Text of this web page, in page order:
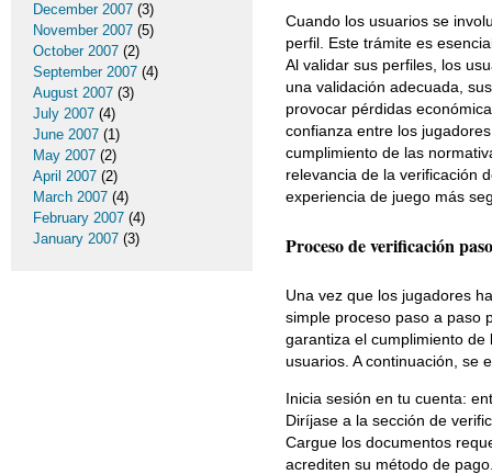
Cuando los usuarios se
perfil. Este trámite es
Al validar sus perfiles, los
una validación adecuada,
provocar pérdidas
confianza entre los
cumplimiento de las
relevancia de la verificación
experiencia de juego más
Proceso de verificación
Una vez que los jugadores
simple proceso paso a paso
garantiza el cumplimiento
usuarios. A continuación, se
Inicia sesión en tu cuenta:
Diríjase a la sección de
Cargue los documentos
acrediten su método de
December 2007 (3)
November 2007 (5)
October 2007 (2)
September 2007 (4)
August 2007 (3)
July 2007 (4)
June 2007 (1)
May 2007 (2)
April 2007 (2)
March 2007 (4)
February 2007 (4)
January 2007 (3)